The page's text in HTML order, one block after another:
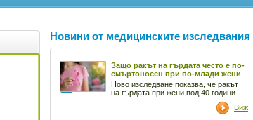
Новини от медицинските изследвания
Защо ракът на гърдата често е по-
смъртоносен при по-млади жени
Ново изследване показва, че ракът
на гърдата при жени под 40 години...
Виж